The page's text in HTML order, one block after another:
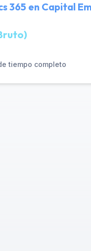
365 en Capital
tiempo completo